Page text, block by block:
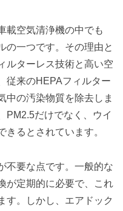
載空気清浄機の中でも
の一つです。その理由と
ルターレス技術と高い空
従来のHEPAフィルター
中の汚染物質を除去しま
PM2.5だけでなく、ウイ
きるとされています。
不要な点です。一般的な
が定期的に必要で、これ
す。しかし、エアドック